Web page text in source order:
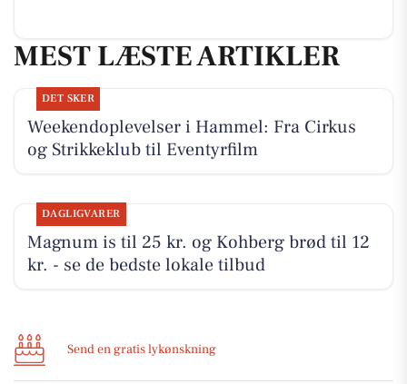
MEST LÆSTE ARTIKLER
DET SKER
Weekendoplevelser i Hammel: Fra Cirkus
og Strikkeklub til Eventyrfilm
DAGLIGVARER
Magnum is til 25 kr. og Kohberg brød til 12
kr. - se de bedste lokale tilbud
Send en gratis lykønskning